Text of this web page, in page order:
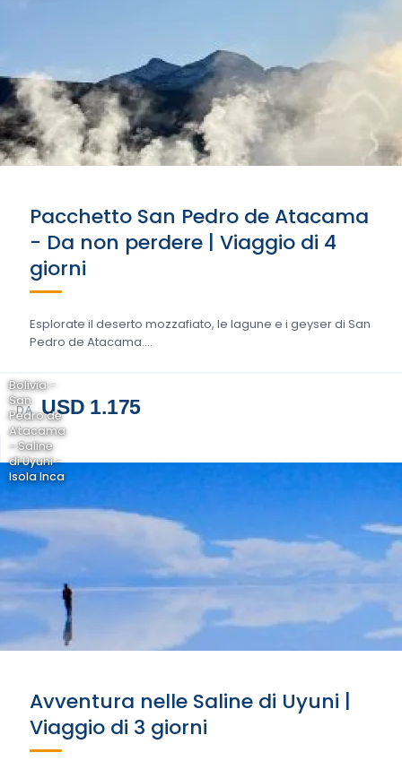
Pacchetto San Pedro de Atacama
- Da non perdere | Viaggio di 4
giorni
Esplorate il deserto mozzafiato, le lagune e i geyser di San
Pedro de Atacama....
DA USD 1.175
Bolivia -
San
Pedro de
Atacama
- Saline
di Uyuni -
Isola Inca
Avventura nelle Saline di Uyuni |
Viaggio di 3 giorni